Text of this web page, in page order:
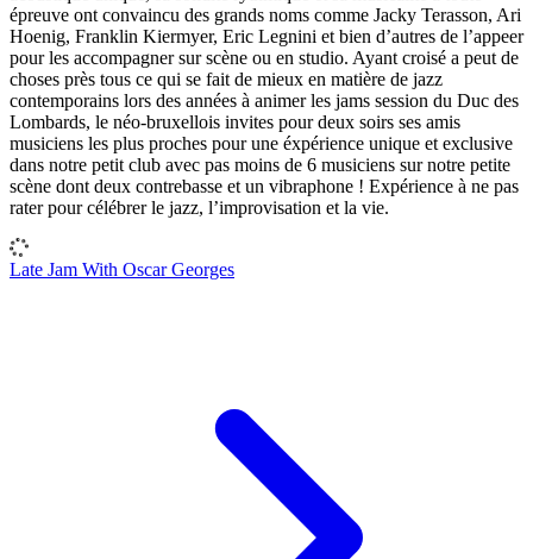
épreuve ont convaincu des grands noms comme Jacky Terasson, Ari
Hoenig, Franklin Kiermyer, Eric Legnini et bien d’autres de l’appeer
pour les accompagner sur scène ou en studio. Ayant croisé a peut de
choses près tous ce qui se fait de mieux en matière de jazz
contemporains lors des années à animer les jams session du Duc des
Lombards, le néo-bruxellois invites pour deux soirs ses amis
musiciens les plus proches pour une éxpérience unique et exclusive
dans notre petit club avec pas moins de 6 musiciens sur notre petite
scène dont deux contrebasse et un vibraphone ! Expérience à ne pas
rater pour célébrer le jazz, l’improvisation et la vie.
Late Jam With Oscar Georges